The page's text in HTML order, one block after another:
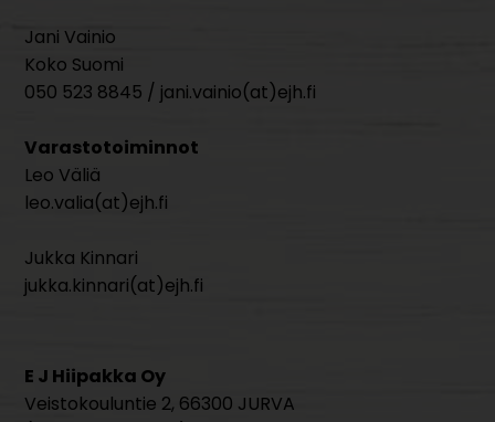
Jani Vainio
Koko Suomi
050 523 8845 / jani.vainio(at)ejh.fi
Varastotoiminnot
Leo Väliä
leo.valia(at)ejh.fi
Jukka Kinnari
jukka.kinnari(at)ejh.fi
E J Hiipakka Oy
Veistokouluntie 2, 66300 JURVA